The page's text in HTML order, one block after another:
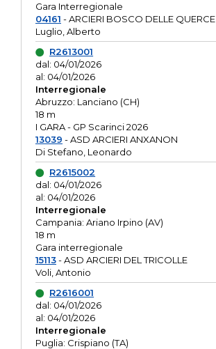
Gara Interregionale
04161 - ARCIERI BOSCO DELLE QUERCE
Luglio, Alberto
R2613001
dal: 04/01/2026
al: 04/01/2026
Interregionale
Abruzzo: Lanciano (CH)
18 m
I GARA - GP Scarinci 2026
13039 - ASD ARCIERI ANXANON
Di Stefano, Leonardo
R2615002
dal: 04/01/2026
al: 04/01/2026
Interregionale
Campania: Ariano Irpino (AV)
18 m
Gara interregionale
15113- ASD ARCIERI DEL TRICOLLE
Voli, Antonio
R2616001
dal: 04/01/2026
al: 04/01/2026
Interregionale
Puglia: Crispiano (TA)